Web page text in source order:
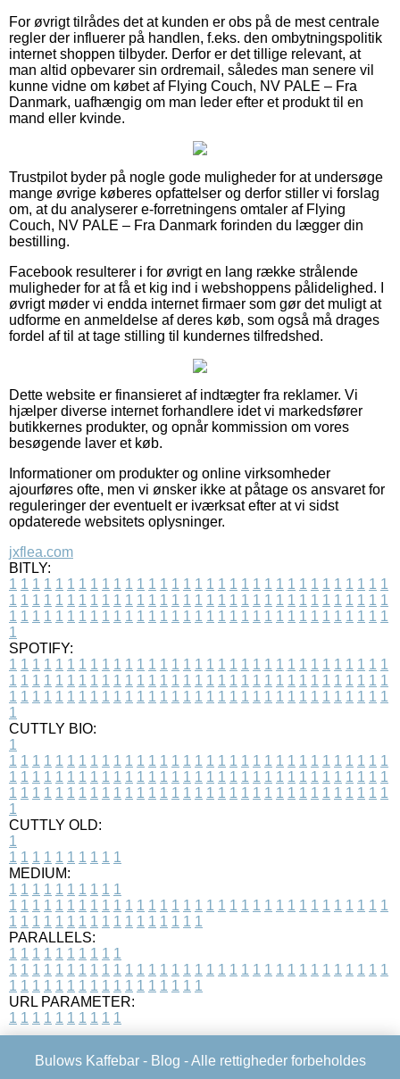
For øvrigt tilrådes det at kunden er obs på de mest centrale
regler der influerer på handlen, f.eks. den ombytningspolitik
internet shoppen tilbyder. Derfor er det tillige relevant, at
man altid opbevarer sin ordremail, således man senere vil
kunne vidne om købet af Flying Couch, NV PALE – Fra
Danmark, uafhængig om man leder efter et produkt til en
mand eller kvinde.
Trustpilot byder på nogle gode muligheder for at undersøge
mange øvrige køberes opfattelser og derfor stiller vi forslag
om, at du analyserer e-forretningens omtaler af Flying
Couch, NV PALE – Fra Danmark forinden du lægger din
bestilling.
Facebook resulterer i for øvrigt en lang række strålende
muligheder for at få et kig ind i webshoppens pålidelighed. I
øvrigt møder vi endda internet firmaer som gør det muligt at
udforme en anmeldelse af deres køb, som også må drages
fordel af til at tage stilling til kundernes tilfredshed.
Dette website er finansieret af indtægter fra reklamer. Vi
hjælper diverse internet forhandlere idet vi markedsfører
butikkernes produkter, og opnår kommission om vores
besøgende laver et køb.
Informationer om produkter og online virksomheder
ajourføres ofte, men vi ønsker ikke at påtage os ansvaret for
reguleringer der eventuelt er iværksat efter at vi sidst
opdaterede websitets oplysninger.
jxflea.com
BITLY:
1 1 1 1 1 1 1 1 1 1 1 1 1 1 1 1 1 1 1 1 1 1 1 1 1 1 1 1 1 1 1 1 1
1 1 1 1 1 1 1 1 1 1 1 1 1 1 1 1 1 1 1 1 1 1 1 1 1 1 1 1 1 1 1 1 1
1 1 1 1 1 1 1 1 1 1 1 1 1 1 1 1 1 1 1 1 1 1 1 1 1 1 1 1 1 1 1 1 1
1
SPOTIFY:
1 1 1 1 1 1 1 1 1 1 1 1 1 1 1 1 1 1 1 1 1 1 1 1 1 1 1 1 1 1 1 1 1
1 1 1 1 1 1 1 1 1 1 1 1 1 1 1 1 1 1 1 1 1 1 1 1 1 1 1 1 1 1 1 1 1
1 1 1 1 1 1 1 1 1 1 1 1 1 1 1 1 1 1 1 1 1 1 1 1 1 1 1 1 1 1 1 1 1
1
CUTTLY BIO:
1
1 1 1 1 1 1 1 1 1 1 1 1 1 1 1 1 1 1 1 1 1 1 1 1 1 1 1 1 1 1 1 1 1
1 1 1 1 1 1 1 1 1 1 1 1 1 1 1 1 1 1 1 1 1 1 1 1 1 1 1 1 1 1 1 1 1
1 1 1 1 1 1 1 1 1 1 1 1 1 1 1 1 1 1 1 1 1 1 1 1 1 1 1 1 1 1 1 1 1
1
CUTTLY OLD:
1
1 1 1 1 1 1 1 1 1 1
MEDIUM:
1 1 1 1 1 1 1 1 1 1
1 1 1 1 1 1 1 1 1 1 1 1 1 1 1 1 1 1 1 1 1 1 1 1 1 1 1 1 1 1 1 1 1
1 1 1 1 1 1 1 1 1 1 1 1 1 1 1 1 1
PARALLELS:
1 1 1 1 1 1 1 1 1 1
1 1 1 1 1 1 1 1 1 1 1 1 1 1 1 1 1 1 1 1 1 1 1 1 1 1 1 1 1 1 1 1 1
1 1 1 1 1 1 1 1 1 1 1 1 1 1 1 1 1
URL PARAMETER:
1 1 1 1 1 1 1 1 1 1
Bulows Kaffebar - Blog - Alle rettigheder forbeholdes